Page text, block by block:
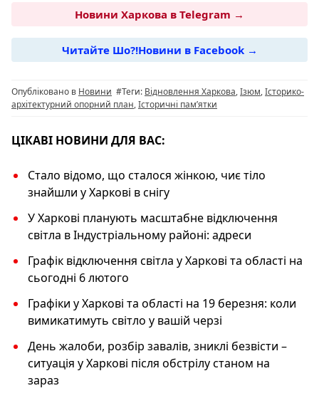
e
b
o
o
k
e
g
ra
m
at
s
A
p
p
er p
y
Li
n
k
Новини Харкова в Telegram →
Читайте Шо?!Новини в Facebook →
Опубліковано в Новини #Теги: Відновлення Харкова,Ізюм,Історико-
архітектурний опорний план,Історичні памʼятки
ЦІКАВІ НОВИНИ ДЛЯ ВАС:
Стало відомо, що сталося жінкою, чиє тіло
знайшли у Харкові в снігу
У Харкові планують масштабне відключення
світла в Індустріальному районі: адреси
Графік відключення світла у Харкові та області на
сьогодні 6 лютого
Графіки у Харкові та області на 19 березня: коли
вимикатимуть світло у вашій черзі
День жалоби, розбір завалів, зниклі безвісти –
ситуація у Харкові після обстрілу станом на
зараз